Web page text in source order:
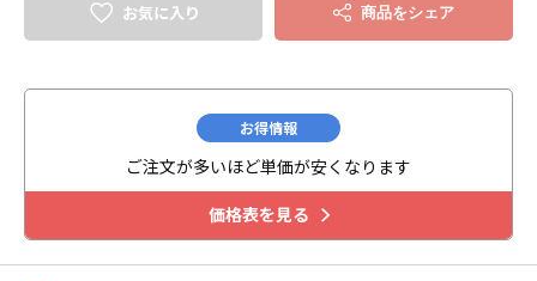
お気に入り 商品をシェア
お得情報
ご注文が多いほど単価が安くなります
価格表を見る